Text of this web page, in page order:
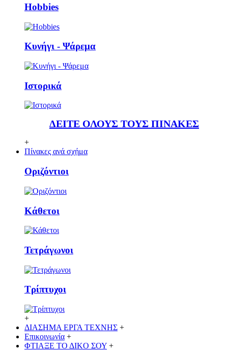
Ηobbies
Κυνήγι - Ψάρεμα
Ιστορικά
ΔΕΙΤΕ ΟΛΟΥΣ ΤΟΥΣ ΠΙΝΑΚΕΣ
+
Πίνακες ανά σχήμα
Οριζόντιοι
Κάθετoι
Τετράγωνοι
Τρίπτυχοι
+
ΔΙΑΣΗΜΑ ΕΡΓΑ ΤΕΧΝΗΣ +
Επικοινωνία +
ΦΤΙΑΞΕ ΤΟ ΔΙΚO ΣΟΥ +